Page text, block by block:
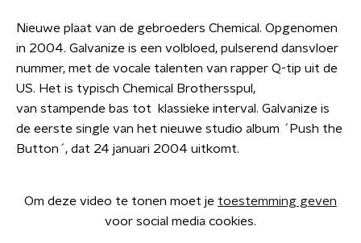
Nieuwe plaat van de gebroeders Chemical. Opgenomen
in 2004. Galvanize is een volbloed, pulserend dansvloer
nummer, met de vocale talenten van rapper Q-tip uit de
US. Het is typisch Chemical Brothersspul,
van stampende bas tot klassieke interval. Galvanize is
de eerste single van het nieuwe studio album ´Push the
Button´, dat 24 januari 2004 uitkomt.
Om deze video te tonen moet je toestemming geven
voor social media cookies.